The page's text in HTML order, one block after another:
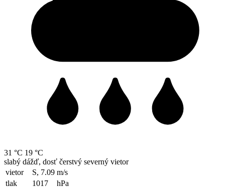
31 °C 19 °C
slabý dážď, dosť čerstvý severný vietor
vietor
S, 7.09 m/s
tlak
1017
hPa